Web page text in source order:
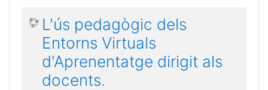
L'ús pedagògic dels
Entorns Virtuals
d'Aprenentatge dirigit als
docents.